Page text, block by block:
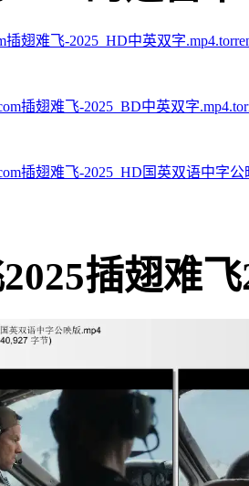
插翅难飞-2025_HD中英双字
插翅难飞-2025_BD中英双字
插翅难飞-2025_HD国英双语中字公
插翅难飞